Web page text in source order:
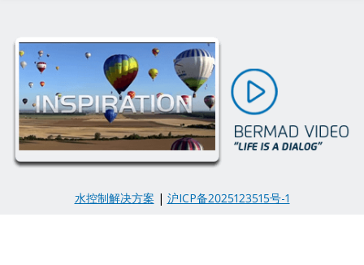
水控制解决方案 | 沪ICP备2025123515号-1